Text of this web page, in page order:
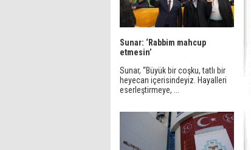
Sunar: ‘Rabbim mahcup
etmesin’
Sunar, “Büyük bir coşku, tatlı bir
heyecan içerisindeyiz. Hayalleri
eserleştirmeye, ...